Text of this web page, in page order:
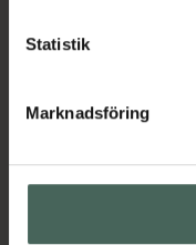
Statistik
Marknadsföring